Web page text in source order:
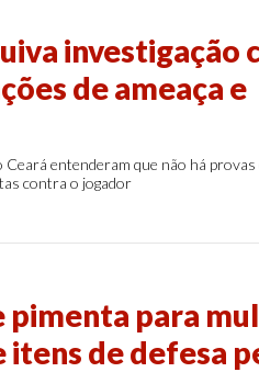
investigação
de ameaça e
entenderam que não há
contra o jogador
pimenta para
de defesa